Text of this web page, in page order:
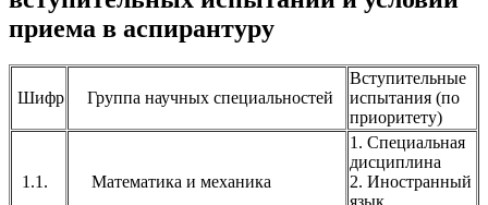
приема в аспирантуру
Шифр Группа научных специальностей
Вступительные
испытания (по
приоритету)
1.1. Математика и механика
1. Специальная
дисциплина
2. Иностранный